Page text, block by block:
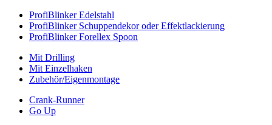
ProfiBlinker Edelstahl
ProfiBlinker Schuppendekor oder Effektlackierung
ProfiBlinker Forellex Spoon
Mit Drilling
Mit Einzelhaken
Zubehör/Eigenmontage
Crank-Runner
Go Up